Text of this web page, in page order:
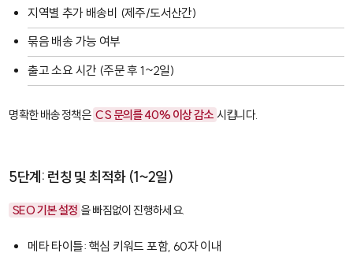
지역별 추가 배송비 (제주/도서산간)
묶음 배송 가능 여부
출고 소요 시간 (주문 후 1~2일)
명확한 배송 정책은 CS 문의를 40% 이상 감소 시킵니다.
5단계: 런칭 및 최적화 (1~2일)
SEO 기본 설정 을 빠짐없이 진행하세요.
메타 타이틀: 핵심 키워드 포함, 60자 이내